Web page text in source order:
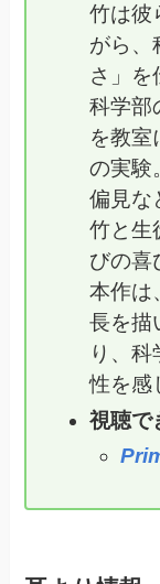
竹は彼
がら、
さ」を
科学部
を教室
の実験
偏見な
竹と生
びの喜
本作は
長を描
り、
性を感
視聴で